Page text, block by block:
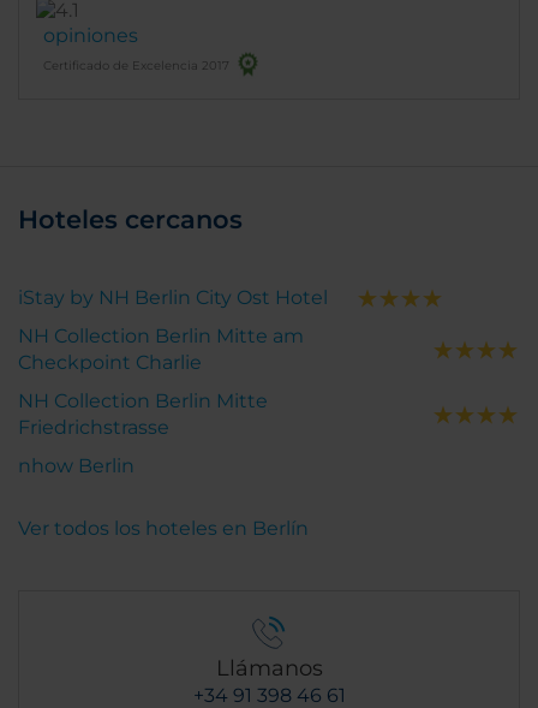
opiniones
Certificado de Excelencia 2017
Hoteles cercanos
iStay by NH Berlin City Ost Hotel
NH Collection Berlin Mitte am
Checkpoint Charlie
NH Collection Berlin Mitte
Friedrichstrasse
nhow Berlin
Ver todos los hoteles en Berlín
Llámanos
+34 91 398 46 61